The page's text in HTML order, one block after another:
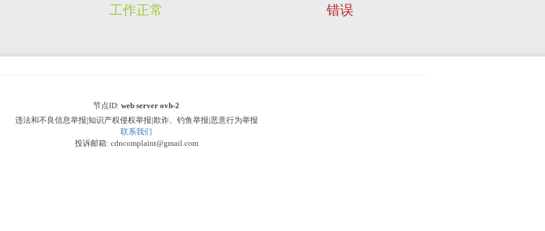
工作正常 错误
节点ID: web server ovh-2
违法和不良信息举报|知识产权侵权举报|欺诈、钓鱼举报|恶意行为举报
联系我们
投诉邮箱: cdncomplaint@gmail.com